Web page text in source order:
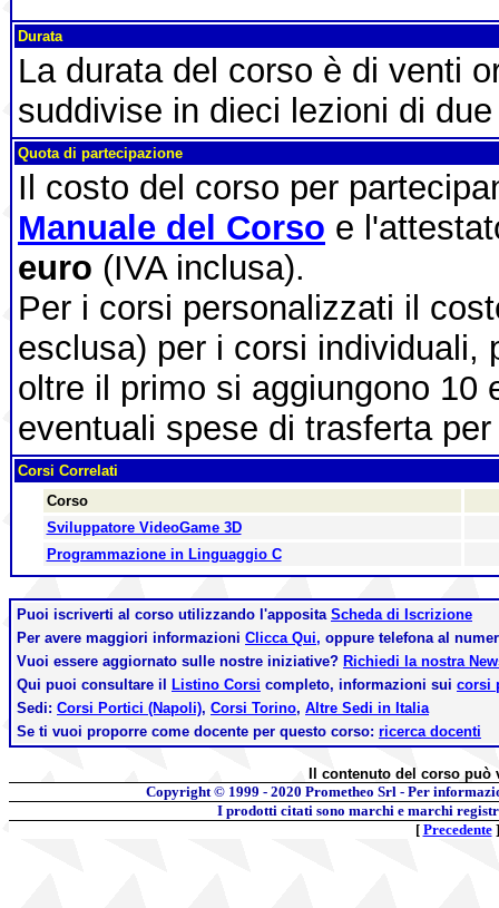
Durata
La durata del corso è di venti
suddivise in dieci lezioni di
Quota di partecipazione
Il costo del corso per
Manuale del Corso e
euro (IVA inclusa).
Per i corsi personalizzati il
esclusa) per i corsi individuali,
oltre il primo si aggiungono 10
eventuali spese di trasferta
Corsi Correlati
Corso
Sviluppatore VideoGame 3D
Programmazione in Linguaggio C
Puoi iscriverti al corso utilizzando l'apposita Scheda di Iscrizione
Per avere maggiori informazioni Clicca Qui, oppure telefona al
Vuoi essere aggiornato sulle nostre iniziative? Richiedi la nostra
Qui puoi consultare il
Listino Corsi completo, informazioni sui corsi
Sedi: Corsi Portici (Napoli), Corsi Torino, Altre Sedi in Italia
Se ti vuoi proporre come docente per questo corso: ricerca docenti
Il contenuto del corso
Copyright © 1999 - 2020 Prometheo Srl - Per
I prodotti citati sono marchi e marchi
[ Precedente]